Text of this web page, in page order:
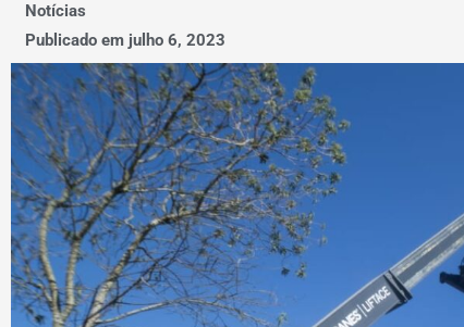
Notícias
Publicado em julho 6, 2023